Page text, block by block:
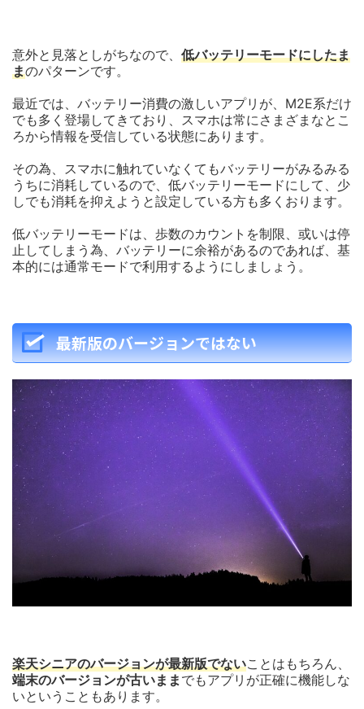
意外と見落としがちなので、 低バッテリーモードにしたま
まのパターンです。
最近では、バッテリー消費の激しいアプリが、M2E系だけ
でも多く登場してきており、スマホは常にさまざまなとこ
ろから情報を受信している状態にあります。
その為、スマホに触れていなくてもバッテリーがみるみる
うちに消耗しているので、低バッテリーモードにして、少
しでも消耗を抑えようと設定している方も多くおります。
低バッテリーモードは、歩数のカウントを制限、或いは停
止してしまう為、バッテリーに余裕があるのであれば、基
本的には通常モードで利用するようにしましょう。
最新版のバージョンではない
楽天シニアのバージョンが最新版でないことはもちろん、
端末のバージョンが古いまま でもアプリが正確に機能しな
いということもあります。